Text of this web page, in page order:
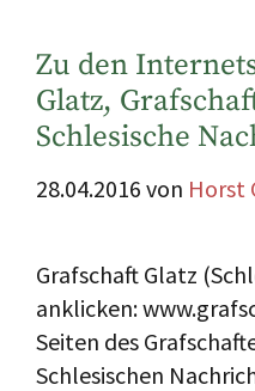
Zu den
Glatz,
Schlesische
28.04.2016 von Horst
Grafschaft Glatz
anklicken:
Seiten des
Schlesischen